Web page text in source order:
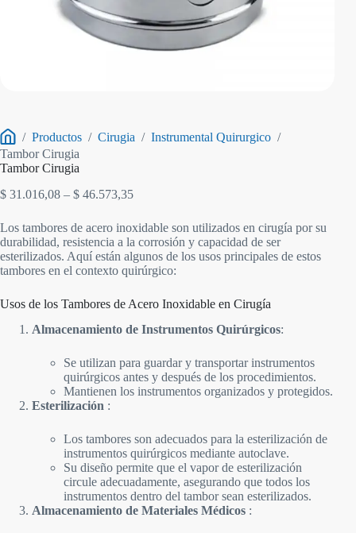
Inicio
/ Productos / Cirugia / Instrumental Quirurgico /
Tambor Cirugia
Tambor Cirugia
$ 31.016,08 – $ 46.573,35Rango
precios:
desde
$ 31.016,08
hasta
$ 46.573,35
Los tambores de acero inoxidable son utilizados en cirugía por su
durabilidad, resistencia a la corrosión y capacidad de ser
esterilizados. Aquí están algunos de los usos principales de estos
tambores en el contexto quirúrgico:
Usos de los Tambores de Acero Inoxidable en Cirugía
Almacenamiento de Instrumentos Quirúrgicos:
Se utilizan para guardar y transportar instrumentos
quirúrgicos antes y después de los procedimientos.
Mantienen los instrumentos organizados y protegidos.
Esterilización :
Los tambores son adecuados para la esterilización de
instrumentos quirúrgicos mediante autoclave.
Su diseño permite que el vapor de esterilización
circule adecuadamente, asegurando que todos los
instrumentos dentro del tambor sean esterilizados.
Almacenamiento de Materiales Médicos :